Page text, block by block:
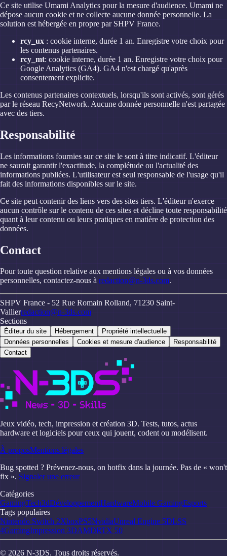
Ce site utilise Umami Analytics pour la mesure d'audience. Umami ne
dépose aucun cookie et ne collecte aucune donnée personnelle. La
solution est hébergée en propre par SHPV France.
rcy_ux : cookie interne, durée 1 an. Enregistre votre choix pour
les contenus partenaires.
rcy_mt: cookie interne, durée 1 an. Enregistre votre choix pour
Google Analytics (GA4). GA4 n'est chargé qu'après
consentement explicite.
Les contenus partenaires contextuels, lorsqu'ils sont activés, sont gérés
par le réseau RecyNetwork. Aucune donnée personnelle n'est partagée
avec des tiers.
Responsabilité
Les informations fournies sur ce site le sont à titre indicatif. L'éditeur
ne saurait garantir l'exactitude, la complétude ou l'actualité des
informations publiées. L'utilisateur est seul responsable de l'usage qu'il
fait des informations disponibles sur le site.
Ce site peut contenir des liens vers des sites tiers. L'éditeur n'exerce
aucun contrôle sur le contenu de ces sites et décline toute responsabilité
quant à leur contenu ou leurs pratiques en matière de protection des
données.
Contact
Pour toute question relative aux mentions légales ou à vos données
personnelles, contactez-nous à redaction@n-3ds.com.
SHPV France - 52 Rue Romain Rolland, 71230 Saint-
Vallierredaction@n-3ds.com
Sections
Éditeur du site Hébergement
Propriété intellectuelle
Données personnelles
Cookies et mesure d'audience
Responsabilité
Contact
Jeux vidéo, tech, impression et création 3D. Tests, tutos, actus
hardware et logiciels pour ceux qui jouent, codent ou modélisent.
À proposMentions légales
Bug spotted ? Prévenez-nous, on hotfix dans la journée. Pas de « won't
fix ». Signaler une erreur
Catégories
GamingTech3dDéveloppementHardwareMobile GamingEsports
Tags populaires
Nintendo Switch 2XboxPS5NvidiaUnreal Engine 5DLSS
4GamingImpression 3DAMDRTX 50
© 2026 N-3DS. Tous droits réservés.